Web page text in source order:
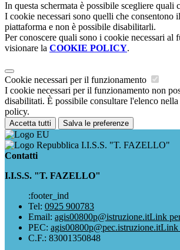
In questa schermata è possibile scegliere quali
I cookie necessari sono quelli che consentono
piattaforma e non è possibile disabilitarli.
Per conoscere quali sono i cookie necessari al
visionare la COOKIE POLICY.
Cookie necessari per il funzionamento
I cookie necessari per il funzionamento non
disabilitati. È possibile consultare l'elenco
policy.
Accetta tutti Salva le preferenze
I.I.S.S. "T. FAZELLO"
Contatti
I.I.S.S. "T. FAZELLO"
:footer_ind
Tel: 0925 900783
Email: agis00800p@istruzione.itLink
PEC: agis00800p@pec.istruzione.itLink
C.F.: 83001350848